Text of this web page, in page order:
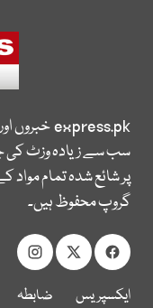
express.pkخبروں
سب سے زیادہ وزٹ کی
پر شائع شدہ تمام
گروپ محفوظ ہیں۔
ایکسپریس
ضابطہ